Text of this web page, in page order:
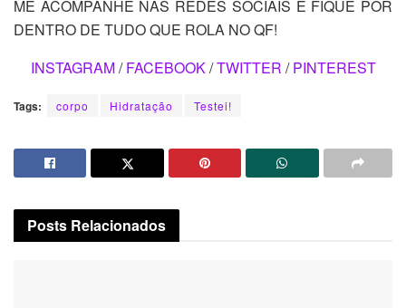
ME ACOMPANHE NAS REDES SOCIAIS E FIQUE POR
DENTRO DE TUDO QUE ROLA NO QF!
INSTAGRAM/FACEBOOK/TWITTER /PINTEREST
Tags: corpo Hidratação Testei!
Posts Relacionados